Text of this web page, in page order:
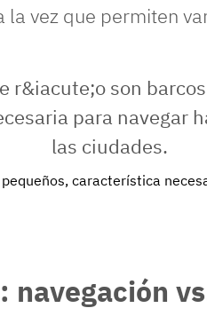
vez que permiten
característica
navegación